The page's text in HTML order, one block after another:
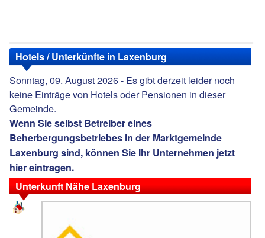
Hotels / Unterkünfte in Laxenburg
Sonntag, 09. August 2026 - Es gibt derzeit leider noch
keine Einträge von Hotels oder Pensionen in dieser
Gemeinde.
Wenn Sie selbst Betreiber eines
Beherbergungsbetriebes in der Marktgemeinde
Laxenburg sind, können Sie Ihr Unternehmen jetzt
hier eintragen.
Unterkunft Nähe Laxenburg